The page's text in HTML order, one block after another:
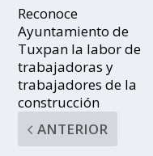
Reconoce
Ayuntamiento de
Tuxpan la labor de
trabajadoras y
trabajadores de la
construcción
ANTERIOR